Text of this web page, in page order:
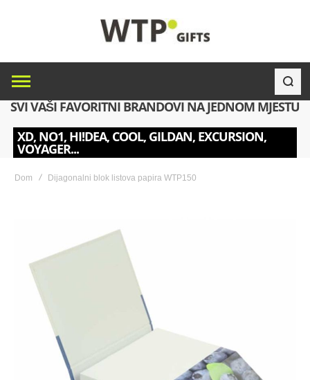
SVI VAŠI FAVORITNI BRANDOVI NA JEDNOM MJESTU
XD, NO1, HI!DEA, COOL, GILDAN, EXCURSION,
VOYAGER...
Dom Dijagonalni blok listova papira WTP150
images